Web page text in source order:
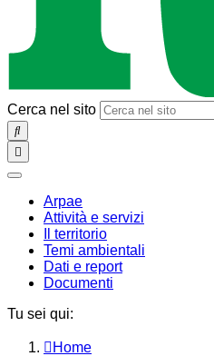
Cerca nel sito
SEARCH
Toggle
navigation
chiudi
Arpae
Attività e servizi
Il territorio
Temi ambientali
Dati e report
Documenti
Tu sei qui:
Home